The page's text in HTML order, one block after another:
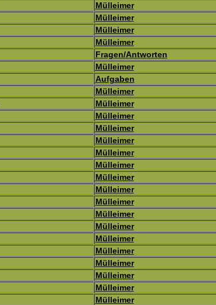
Mülleimer
Mülleimer
Mülleimer
Mülleimer
Fragen/Antworten
Mülleimer
Aufgaben
Mülleimer
Mülleimer
Mülleimer
Mülleimer
Mülleimer
Mülleimer
Mülleimer
Mülleimer
Mülleimer
Mülleimer
Mülleimer
Mülleimer
Mülleimer
Mülleimer
Mülleimer
Mülleimer
Mülleimer
Mülleimer